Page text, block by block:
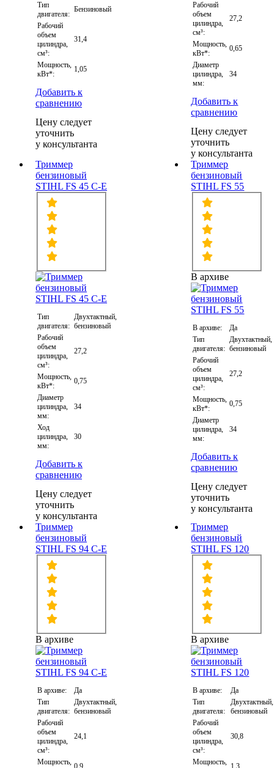
Тип
двигателя:
Бензиновый
Рабочий
объем
цилиндра,
см³:
31,4
Мощность,
кВт*:
1,05
Добавить к
сравнению
Цену следует
уточнить
у консультанта
Рабочий
объем
цилиндра,
см³:
27,2
Мощность,
кВт*:
0,65
Диаметр
цилиндра,
мм:
34
Добавить к
сравнению
Цену следует
уточнить
у консультанта
Триммер
бензиновый
STIHL FS 45 C-E
Тип
двигателя:
Двухтактный,
бензиновый
Рабочий
объем
цилиндра,
см³:
27,2
Мощность,
кВт*:
0,75
Диаметр
цилиндра,
мм:
34
Ход
цилиндра,
мм:
30
Добавить к
сравнению
Цену следует
уточнить
у консультанта
Триммер
бензиновый
STIHL FS 55
В архиве
В архиве:
Да
Тип
двигателя:
Двухтактный,
бензиновый
Рабочий
объем
цилиндра,
см³:
27,2
Мощность,
кВт*:
0,75
Диаметр
цилиндра,
мм:
34
Добавить к
сравнению
Цену следует
уточнить
у консультанта
Триммер
бензиновый
STIHL FS 94 C-E
В архиве
В архиве:
Да
Тип
двигателя:
Двухтактный,
бензиновый
Рабочий
объем
цилиндра,
см³:
24,1
Мощность, 0,9
Триммер
бензиновый
STIHL FS 120
В архиве
В архиве:
Да
Тип
двигателя:
Двухтактный,
бензиновый
Рабочий
объем
цилиндра,
см³:
30,8
Мощность,
1,3